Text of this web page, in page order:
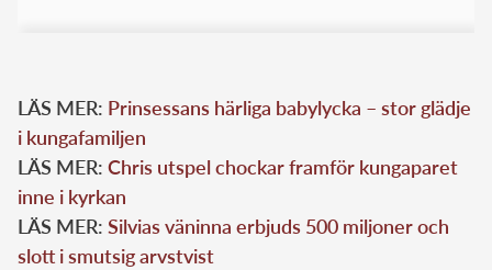
LÄS MER: Prinsessans härliga babylycka – stor glädje
i kungafamiljen
LÄS MER: Chris utspel chockar framför kungaparet
inne i kyrkan
LÄS MER: Silvias väninna erbjuds 500 miljoner och
slott i smutsig arvstvist